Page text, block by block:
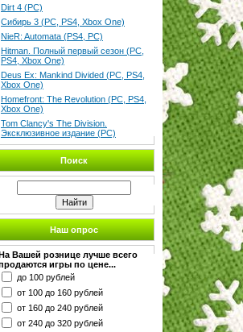
Dirt 4 (PC)
Сибирь 3 (PC, PS4, Xbox One)
NieR: Automata (PS4, PC)
Hitman. Полный первый сезон (PC,
PS4, Xbox One)
Deus Ex: Mankind Divided (PC, PS4,
Xbox One)
Homefront: The Revolution (PC, PS4,
Xbox One)
Tom Clancy's The Division.
Эксклюзивное издание (PC)
Поиск
Наш опрос
Вашей рознице лучше всего
игры по цене...
до 100 рублей
от 100 до 160 рублей
от 160 до 240 рублей
от 240 до 320 рублей